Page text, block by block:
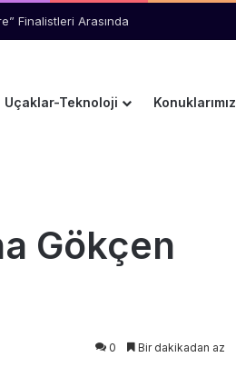
Uçaklar-Teknoloji Konuklarımız
Gökçen
0 Bir dakikadan az